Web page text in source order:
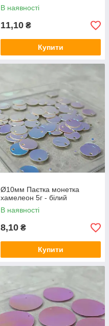
В наявності
11,10 ₴
Купити
Ø10мм Паєтка монетка
хамелеон 5г - білий
В наявності
8,10 ₴
Купити